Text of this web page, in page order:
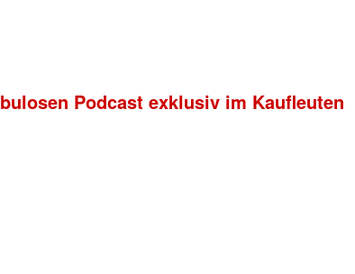
Podcast exklusiv im Kaufleuten